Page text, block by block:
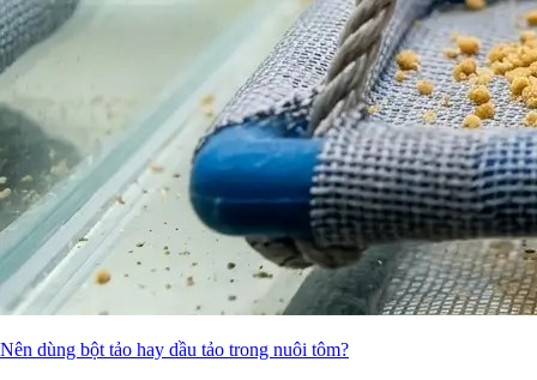
Nên dùng bột tảo hay dầu tảo trong nuôi tôm?